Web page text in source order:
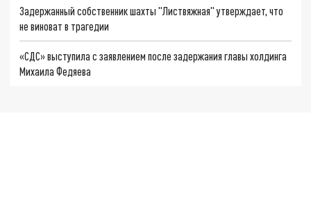
Задержанный собственник шахты "Листвяжная" утверждает, что
не виноват в трагедии
«СДС» выступила с заявлением после задержания главы холдинга
Михаила Федяева